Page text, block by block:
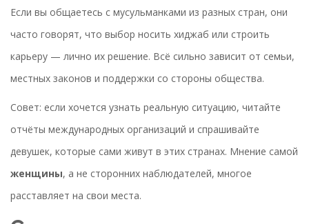
Если вы общаетесь с мусульманками из разных стран, они
часто говорят, что выбор носить хиджаб или строить
карьеру — лично их решение. Всё сильно зависит от семьи,
местных законов и поддержки со стороны общества.
Совет: если хочется узнать реальную ситуацию, читайте
отчёты международных организаций и спрашивайте
девушек, которые сами живут в этих странах. Мнение самой
женщины, а не сторонних наблюдателей, многое
расставляет на свои места.